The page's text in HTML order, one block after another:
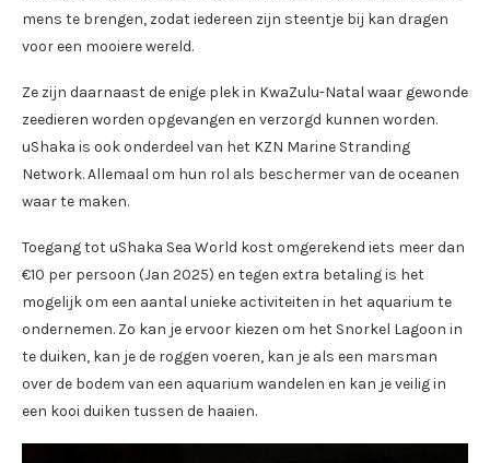
mens te brengen, zodat iedereen zijn steentje bij kan dragen
voor een mooiere wereld.
Ze zijn daarnaast de enige plek in KwaZulu-Natal waar gewonde
zeedieren worden opgevangen en verzorgd kunnen worden.
uShaka is ook onderdeel van het KZN Marine Stranding
Network. Allemaal om hun rol als beschermer van de oceanen
waar te maken.
Toegang tot uShaka Sea World kost omgerekend iets meer dan
€10 per persoon (Jan 2025) en tegen extra betaling is het
mogelijk om een aantal unieke activiteiten in het aquarium te
ondernemen. Zo kan je ervoor kiezen om het Snorkel Lagoon in
te duiken, kan je de roggen voeren, kan je als een marsman
over de bodem van een aquarium wandelen en kan je veilig in
een kooi duiken tussen de haaien.